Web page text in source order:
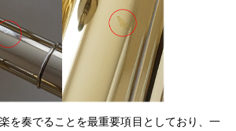
を奏でることを最重要項目としており、一